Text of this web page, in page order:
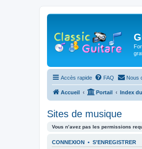
Accès rapide FAQ Nous
Accueil Portail Index
Sites de musique
Vous n’avez pas les permissions
CONNEXION • S’ENREGISTRER